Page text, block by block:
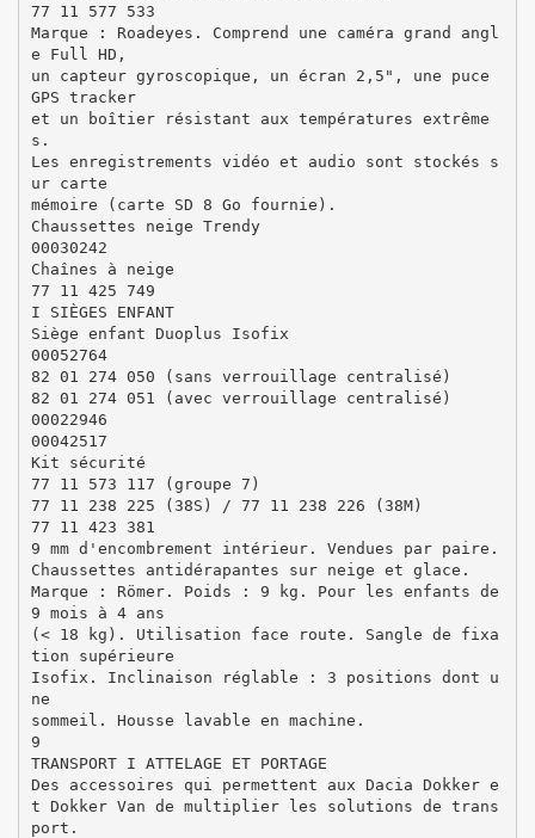
77 11 577 533
Marque : Roadeyes. Comprend une caméra grand angl
e Full HD,
un capteur gyroscopique, un écran 2,5", une puce
GPS tracker
et un boîtier résistant aux températures extrême
s.
Les enregistrements vidéo et audio sont stockés s
ur carte
mémoire (carte SD 8 Go fournie).
Chaussettes neige Trendy
00030242
Chaînes à neige
77 11 425 749
I SIÈGES ENFANT
Siège enfant Duoplus Isofix
00052764
82 01 274 050 (sans verrouillage centralisé)
82 01 274 051 (avec verrouillage centralisé)
00022946
00042517
Kit sécurité
77 11 573 117 (groupe 7)
77 11 238 225 (38S) / 77 11 238 226 (38M)
77 11 423 381
9 mm d'encombrement intérieur. Vendues par paire.
Chaussettes antidérapantes sur neige et glace.
Marque : Römer. Poids : 9 kg. Pour les enfants de
9 mois à 4 ans
(< 18 kg). Utilisation face route. Sangle de fixa
tion supérieure
Isofix. Inclinaison réglable : 3 positions dont u
ne
sommeil. Housse lavable en machine.
9
TRANSPORT I ATTELAGE ET PORTAGE
Des accessoires qui permettent aux Dacia Dokker e
t Dokker Van de multiplier les solutions de trans
port.